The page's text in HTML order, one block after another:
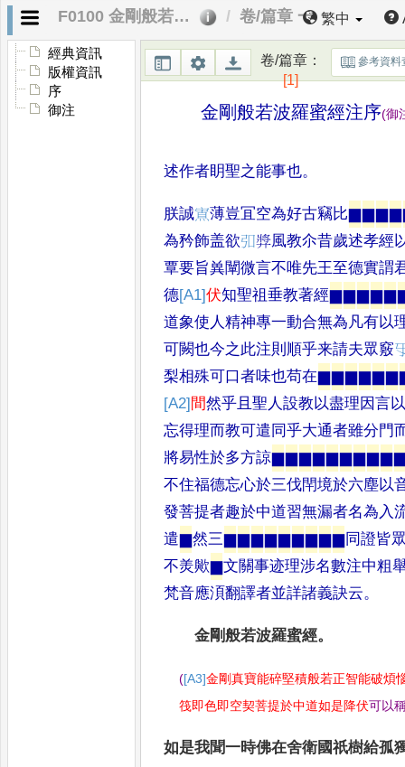
F0100 金剛般若波羅蜜經（御注並序） 卷/篇章 一 繁中
經典資訊
版權資訊
序
御注
卷/篇章：
[1]
參考資料
金剛般若波羅蜜經注序(御
述作者眀聖之能事也。
朕誠𡪍薄豈冝空為好古竊比▆▆▆▆
為矜飾盖欲𪪺㢡風教尒昔歲述孝經
覃要旨兾闡微言不唯先王至德實謂
德[A1]伏知聖祖垂教著經▆▆▆▆▆
道象使人精神專一動合無為凡有以
可闕也今之此注則順乎来請夫眾竅
梨相殊可口者味也苟在▆▆▆▆▆▆
[A2] 間然乎且聖人設教以盡理因言
忘得理而教可遣同乎大通者雖分門
將易性於多方諒▆▆▆▆▆▆▆▆▆
不住福德忘心於三伐閈境於六塵以
發菩提者趣於中道習無漏者名為入
遣▆然三▆▆▆▆▆▆▆▆▆ 同證皆
不羙歟▆文關事迹理涉名數注中粗
梵音應湏翻譯者並詳諸義訣云。
金剛般若波羅蜜經。
([A3]金剛真寶能碎堅積般若正智能破煩
筏即色即空契菩提於中道如是降伏可以
如是我聞一時佛在舍衛國祇樹給孤